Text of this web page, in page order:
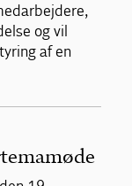
og vil
af en